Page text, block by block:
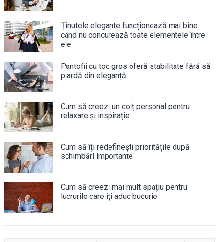
Ținutele elegante funcționează mai bine
când nu concurează toate elementele între
ele
Pantofii cu toc gros oferă stabilitate fără să
piardă din eleganță
Cum să creezi un colț personal pentru
relaxare și inspirație
Cum să îți redefinești prioritățile după
schimbări importante
Cum să creezi mai mult spațiu pentru
lucrurile care îți aduc bucurie